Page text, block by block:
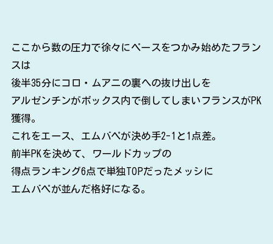
ここから数の圧力で徐々にペースをつかみ始めたフラン
スは
後半35分にコロ・ムアニの裏への抜け出しを
アルゼンチンがボックス内で倒してしまいフランスがPK
獲得。
これをエース、エムバペが決め手2-1と1点差。
前半PKを決めて、ワールドカップの
得点ランキング6点で単独TOPだったメッシに
エムバペが並んだ格好になる。